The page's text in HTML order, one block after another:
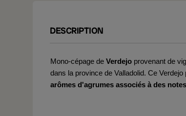
DESCRIPTION
Mono-cépage de Verdejo provenant de
dans la province de Valladolid. Ce
arômes d'agrumes associés à des